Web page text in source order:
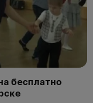
бесплатно